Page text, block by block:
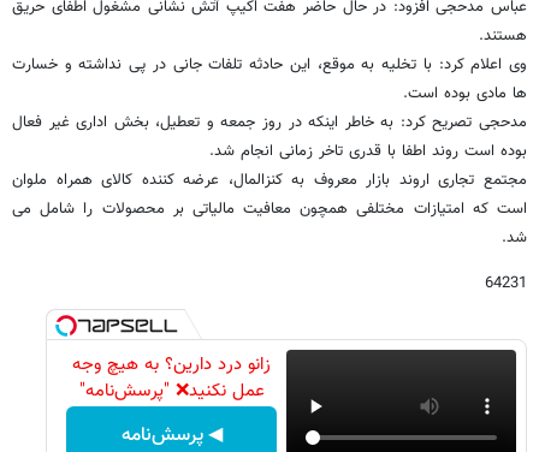
عباس مدحجی افزود: در حال حاضر هفت اکیپ آتش نشانی مشغول اطفای حریق
هستند.
وی اعلام کرد: با تخلیه به موقع، این حادثه تلفات جانی در پی نداشته و خسارت
ها مادی بوده است.
مدحجی تصریح کرد: به خاطر اینکه در روز جمعه و تعطیل، بخش اداری غیر فعال
بوده است روند اطفا با قدری تاخر زمانی انجام شد.
مجتمع تجاری اروند بازار معروف به کنزالمال، عرضه کننده کالای همراه ملوان
است که امتیازات مختلفی همچون معافیت مالیاتی بر محصولات را شامل می
شد.
64231
زانو درد دارین؟ به هیچ وجه
عمل نکنید❌ "پرسش‌نامه"
◀ پرسش‌نامه